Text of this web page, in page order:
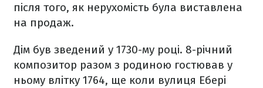
після того, як нерухомість була виставлена
на продаж.
Дім був зведений у 1730-му році. 8-річний
композитор разом з родиною гостював у
ньому влітку 1764, ще коли вулиця Ебері